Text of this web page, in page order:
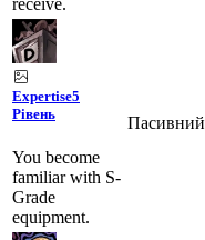
receive.
Expertise5
Рівень
You become
familiar with S-
Grade
equipment.
Пасивний